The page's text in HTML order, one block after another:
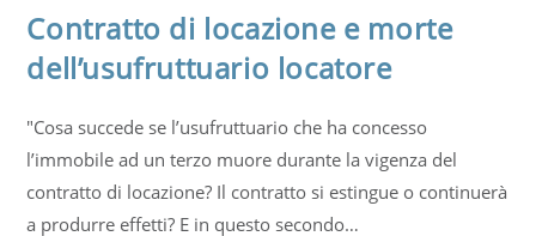
Contratto di locazione e morte
dell’usufruttuario locatore
"Cosa succede se l’usufruttuario che ha concesso
l’immobile ad un terzo muore durante la vigenza del
contratto di locazione? Il contratto si estingue o continuerà
a produrre effetti? E in questo secondo…